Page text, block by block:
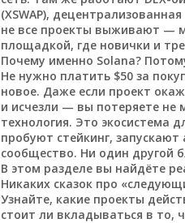
(XSWAP), децентрализованная
не все проекты выживают —
площадкой, где новички и
Почему именно Solana?
Не нужно платить $50 за
новое. Даже если проект
и исчезли — вы потеряете не
технология. Это экосистема
пробуют стейкинг,
сообщество. Ни один другой
В этом разделе вы найдёте
Никаких сказок про
Узнайте, какие проекты
стоит ли вкладываться в то,